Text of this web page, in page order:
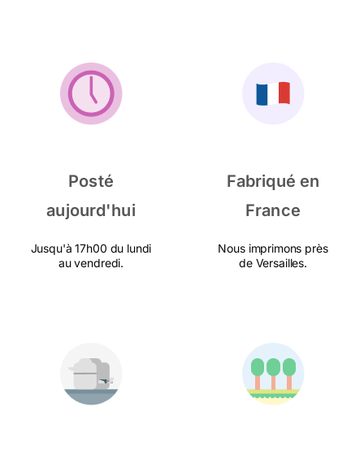
Posté
aujourd'hui
Jusqu'à 17h00 du lundi
au vendredi.
Fabriqué en
France
Nous imprimons près
de Versailles.